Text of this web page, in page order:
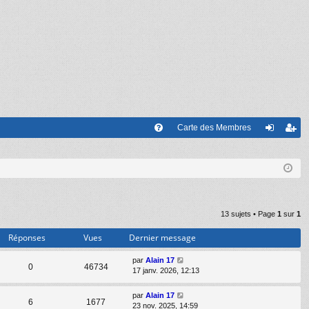
Carte des Membres
on
nr
ist
re
r
13 sujets • Page 1 sur 1
Réponses Vues Dernier message
0 46734
par Alain 17
17 janv. 2026, 12:13
6 1677
par Alain 17
23 nov. 2025, 14:59